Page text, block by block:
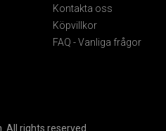
Kontakta oss
Köpvillkor
FAQ - Vanliga frågor
rights reserved.